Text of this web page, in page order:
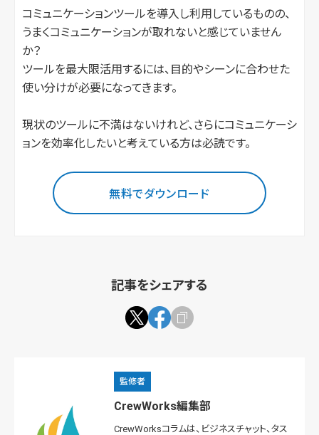
コミュニケーションツールを導入し利用しているものの、
うまくコミュニケーションが取れないと感じていません
か？
ツールを最大限活用するには、目的やシーンに合わせた
使い分けが必要になってきます。
現状のツールに不満はないけれど、さらにコミュニケーシ
ョンを効率化したいと考えている方は必読です。
無料でダウンロード
記事をシェアする
監修者
CrewWorks編集部
CrewWorksコラムは、ビジネスチャット、タス